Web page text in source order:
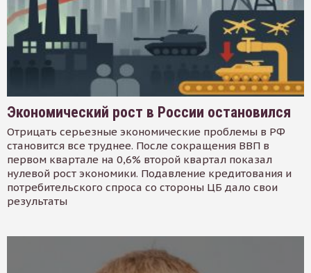
Экономический рост в России остановился
Отрицать серьезные экономические проблемы в РФ
становится все труднее. После сокращения ВВП в
первом квартале на 0,6% второй квартал показал
нулевой рост экономики. Подавление кредитования и
потребительского спроса со стороны ЦБ дало свои
результаты